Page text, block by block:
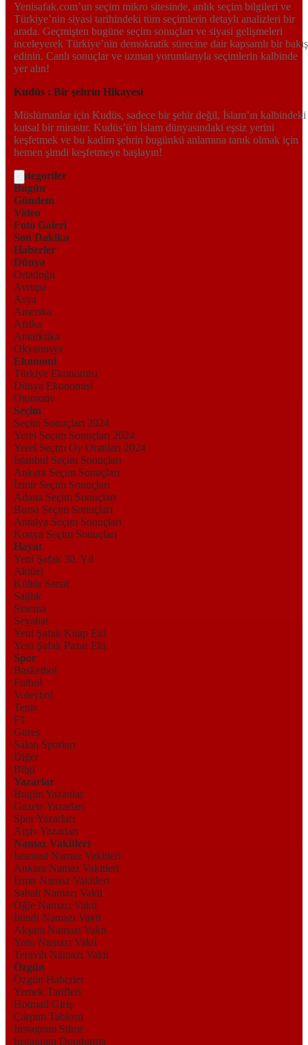
Yenisafak.com’un seçim mikro sitesinde, anlık seçim bilgileri ve
Türkiye’nin siyasi tarihindeki tüm seçimlerin detaylı analizleri bir
arada. Geçmişten bugüne seçim sonuçları ve siyasi gelişmeleri
inceleyerek Türkiye’nin demokratik sürecine dair kapsamlı bir bakış
edinin. Canlı sonuçlar ve uzman yorumlarıyla seçimlerin kalbinde
yer alın!
Kudüs : Bir şehrin Hikayesi
Müslümanlar için Kudüs, sadece bir şehir değil, İslam’ın kalbindeki
kutsal bir mirastır. Kudüs’ün İslam dünyasındaki eşsiz yerini
keşfetmek ve bu kadim şehrin bugünkü anlamına tanık olmak için
hemen şimdi keşfetmeye başlayın!
Kategoriler
Bugün
Gündem
Video
Foto Galeri
Son Dakika
Haberler
Dünya
Ortadoğu
Avrupa
Asya
Amerika
Afrika
Antarktika
Okyanusya
Ekonomi
Türkiye Ekonomisi
Dünya Ekonomisi
Otomotiv
Seçim
Seçim Sonuçları 2024
Yerel Seçim Sonuçları 2024
Yerel Seçim Oy Oranları 2024
İstanbul Seçim Sonuçları
Ankara Seçim Sonuçları
İzmir Seçim Sonuçları
Adana Seçim Sonuçları
Bursa Seçim Sonuçları
Antalya Seçim Sonuçları
Konya Seçim Sonuçları
Hayat
Yeni Şafak 30. Yıl
Aktüel
Kültür Sanat
Sağlık
Sinema
Seyahat
Yeni Şafak Kitap Eki
Yeni Şafak Pazar Eki
Spor
Basketbol
Futbol
Voleybol
Tenis
F1
Güreş
Salon Sporları
Diğer
Bilgi
Yazarlar
Bugün Yazanlar
Gazete Yazarları
Spor Yazarları
Arşiv Yazarları
Namaz Vakitleri
İstanbul Namaz Vakitleri
Ankara Namaz Vakitleri
İzmir Namaz Vakitleri
Sabah Namazı Vakti
Öğle Namazı Vakti
İkindi Namazı Vakti
Akşam Namazı Vakti
Yatsı Namazı Vakti
Teravih Namazı Vakti
Özgün
Özgün Haberler
Yemek Tarifleri
Hotmail Giriş
Çarpım Tablosu
Instagram Silme
Instagram Dondurma